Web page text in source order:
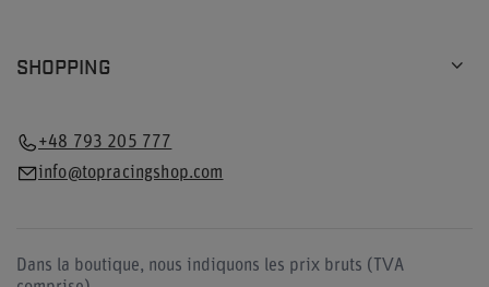
SHOPPING
+48 793 205 777
info@topracingshop.com
Dans la boutique, nous indiquons les prix bruts (TVA